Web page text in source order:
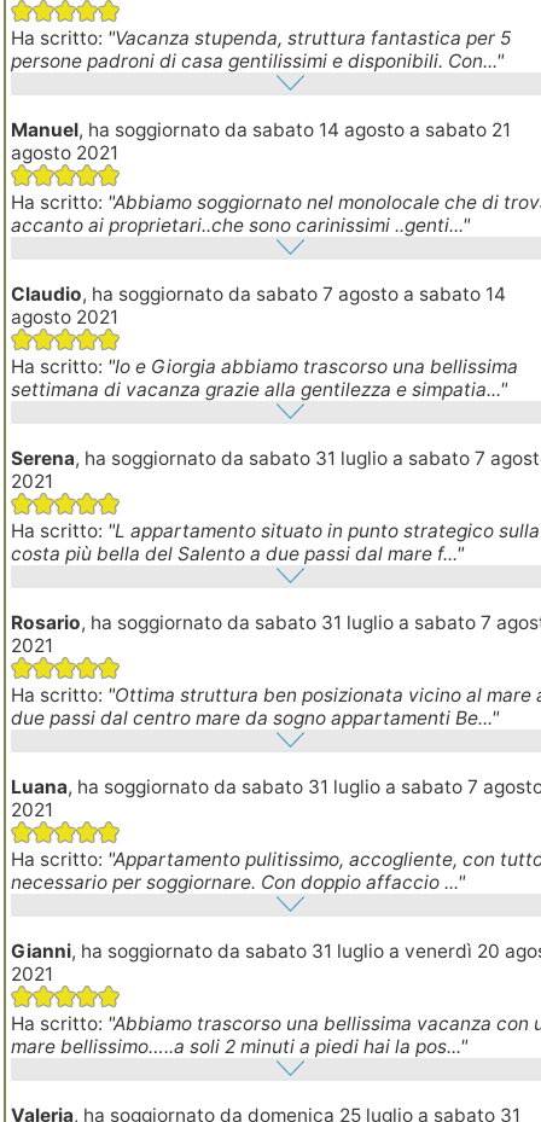
Ha scritto: "Vacanza stupenda, struttura fantastica per 5
persone padroni di casa gentilissimi e disponibili. Con..."
Manuel, ha soggiornato da sabato 14 agosto a sabato 21
agosto 2021
Ha scritto: "Abbiamo soggiornato nel monolocale che di
accanto ai proprietari..che sono carinissimi ..genti..."
Claudio, ha soggiornato da sabato 7 agosto a sabato 14
agosto 2021
Ha scritto: "Io e Giorgia abbiamo trascorso una bellissima
settimana di vacanza grazie alla gentilezza e simpatia..."
Serena, ha soggiornato da sabato 31 luglio a sabato 7
2021
Ha scritto: "L appartamento situato in punto strategico sulla
costa più bella del Salento a due passi dal mare f..."
Rosario, ha soggiornato da sabato 31 luglio a sabato 7
2021
Ha scritto: "Ottima struttura ben posizionata vicino al mare
due passi dal centro mare da sogno appartamenti Be..."
Luana, ha soggiornato da sabato 31 luglio a sabato 7
2021
Ha scritto: "Appartamento pulitissimo, accogliente, con
necessario per soggiornare. Con doppio affaccio ..."
Gianni, ha soggiornato da sabato 31 luglio a venerdì 20
2021
Ha scritto: "Abbiamo trascorso una bellissima vacanza con
mare bellissimo…..a soli 2 minuti a piedi hai la pos..."
Valeria, ha soggiornato da domenica 25 luglio a sabato 31